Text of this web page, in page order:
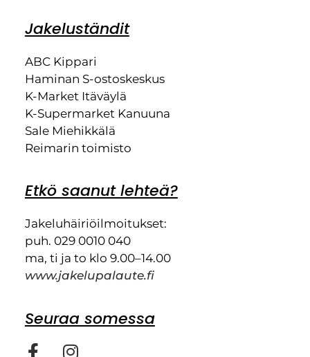
Jakeluständit
ABC Kippari
Haminan S-ostoskeskus
K-Market Itäväylä
K-Supermarket Kanuuna
Sale Miehikkälä
Reimarin toimisto
Etkö saanut lehteä?
Jakeluhäiriöilmoitukset:
puh. 029 0010 040
ma, ti ja to klo 9.00–14.00
www.jakelupalaute.fi
Seuraa somessa